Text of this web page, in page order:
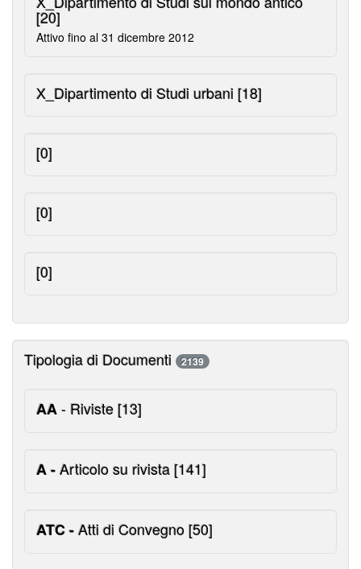
[20]
Attivo fino al 31 dicembre 2012
X_Dipartimento di Studi urbani [18]
[0]
[0]
[0]
Tipologia di Documenti 2139
AA- Riviste[13]
A -Articolo su rivista[141]
ATC -Atti di Convegno[50]